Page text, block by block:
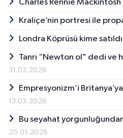
Charles Rennie Mackintosh
Kraliçe’nin portresi ile
Londra Köprüsü kime
Tanrı “Newton ol" dedi ve
31.03.2026
Empresyonizm’i
13.03.2026
Bu seyahat
25.01.2026